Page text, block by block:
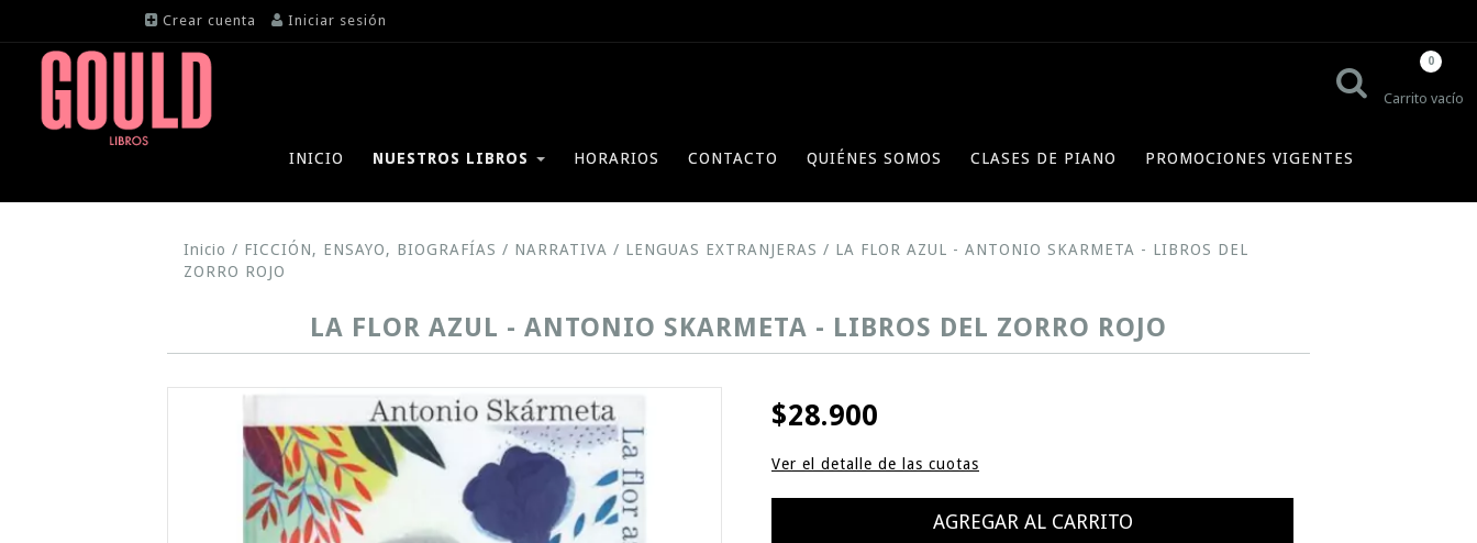
Crear cuenta Iniciar sesión
Carrito vacío
0
INICIO NUESTROS LIBROS HORARIOS CONTACTO QUIÉNES SOMOS CLASES DE PIANO PROMOCIONES VIGENTES
Inicio / FICCIÓN, ENSAYO, BIOGRAFÍAS / NARRATIVA / LENGUAS EXTRANJERAS / LA FLOR AZUL - ANTONIO SKARMETA - LIBROS DEL
ZORRO ROJO
LA FLOR AZUL - ANTONIO SKARMETA - LIBROS DEL ZORRO ROJO
$28.900
Ver el detalle de las cuotas